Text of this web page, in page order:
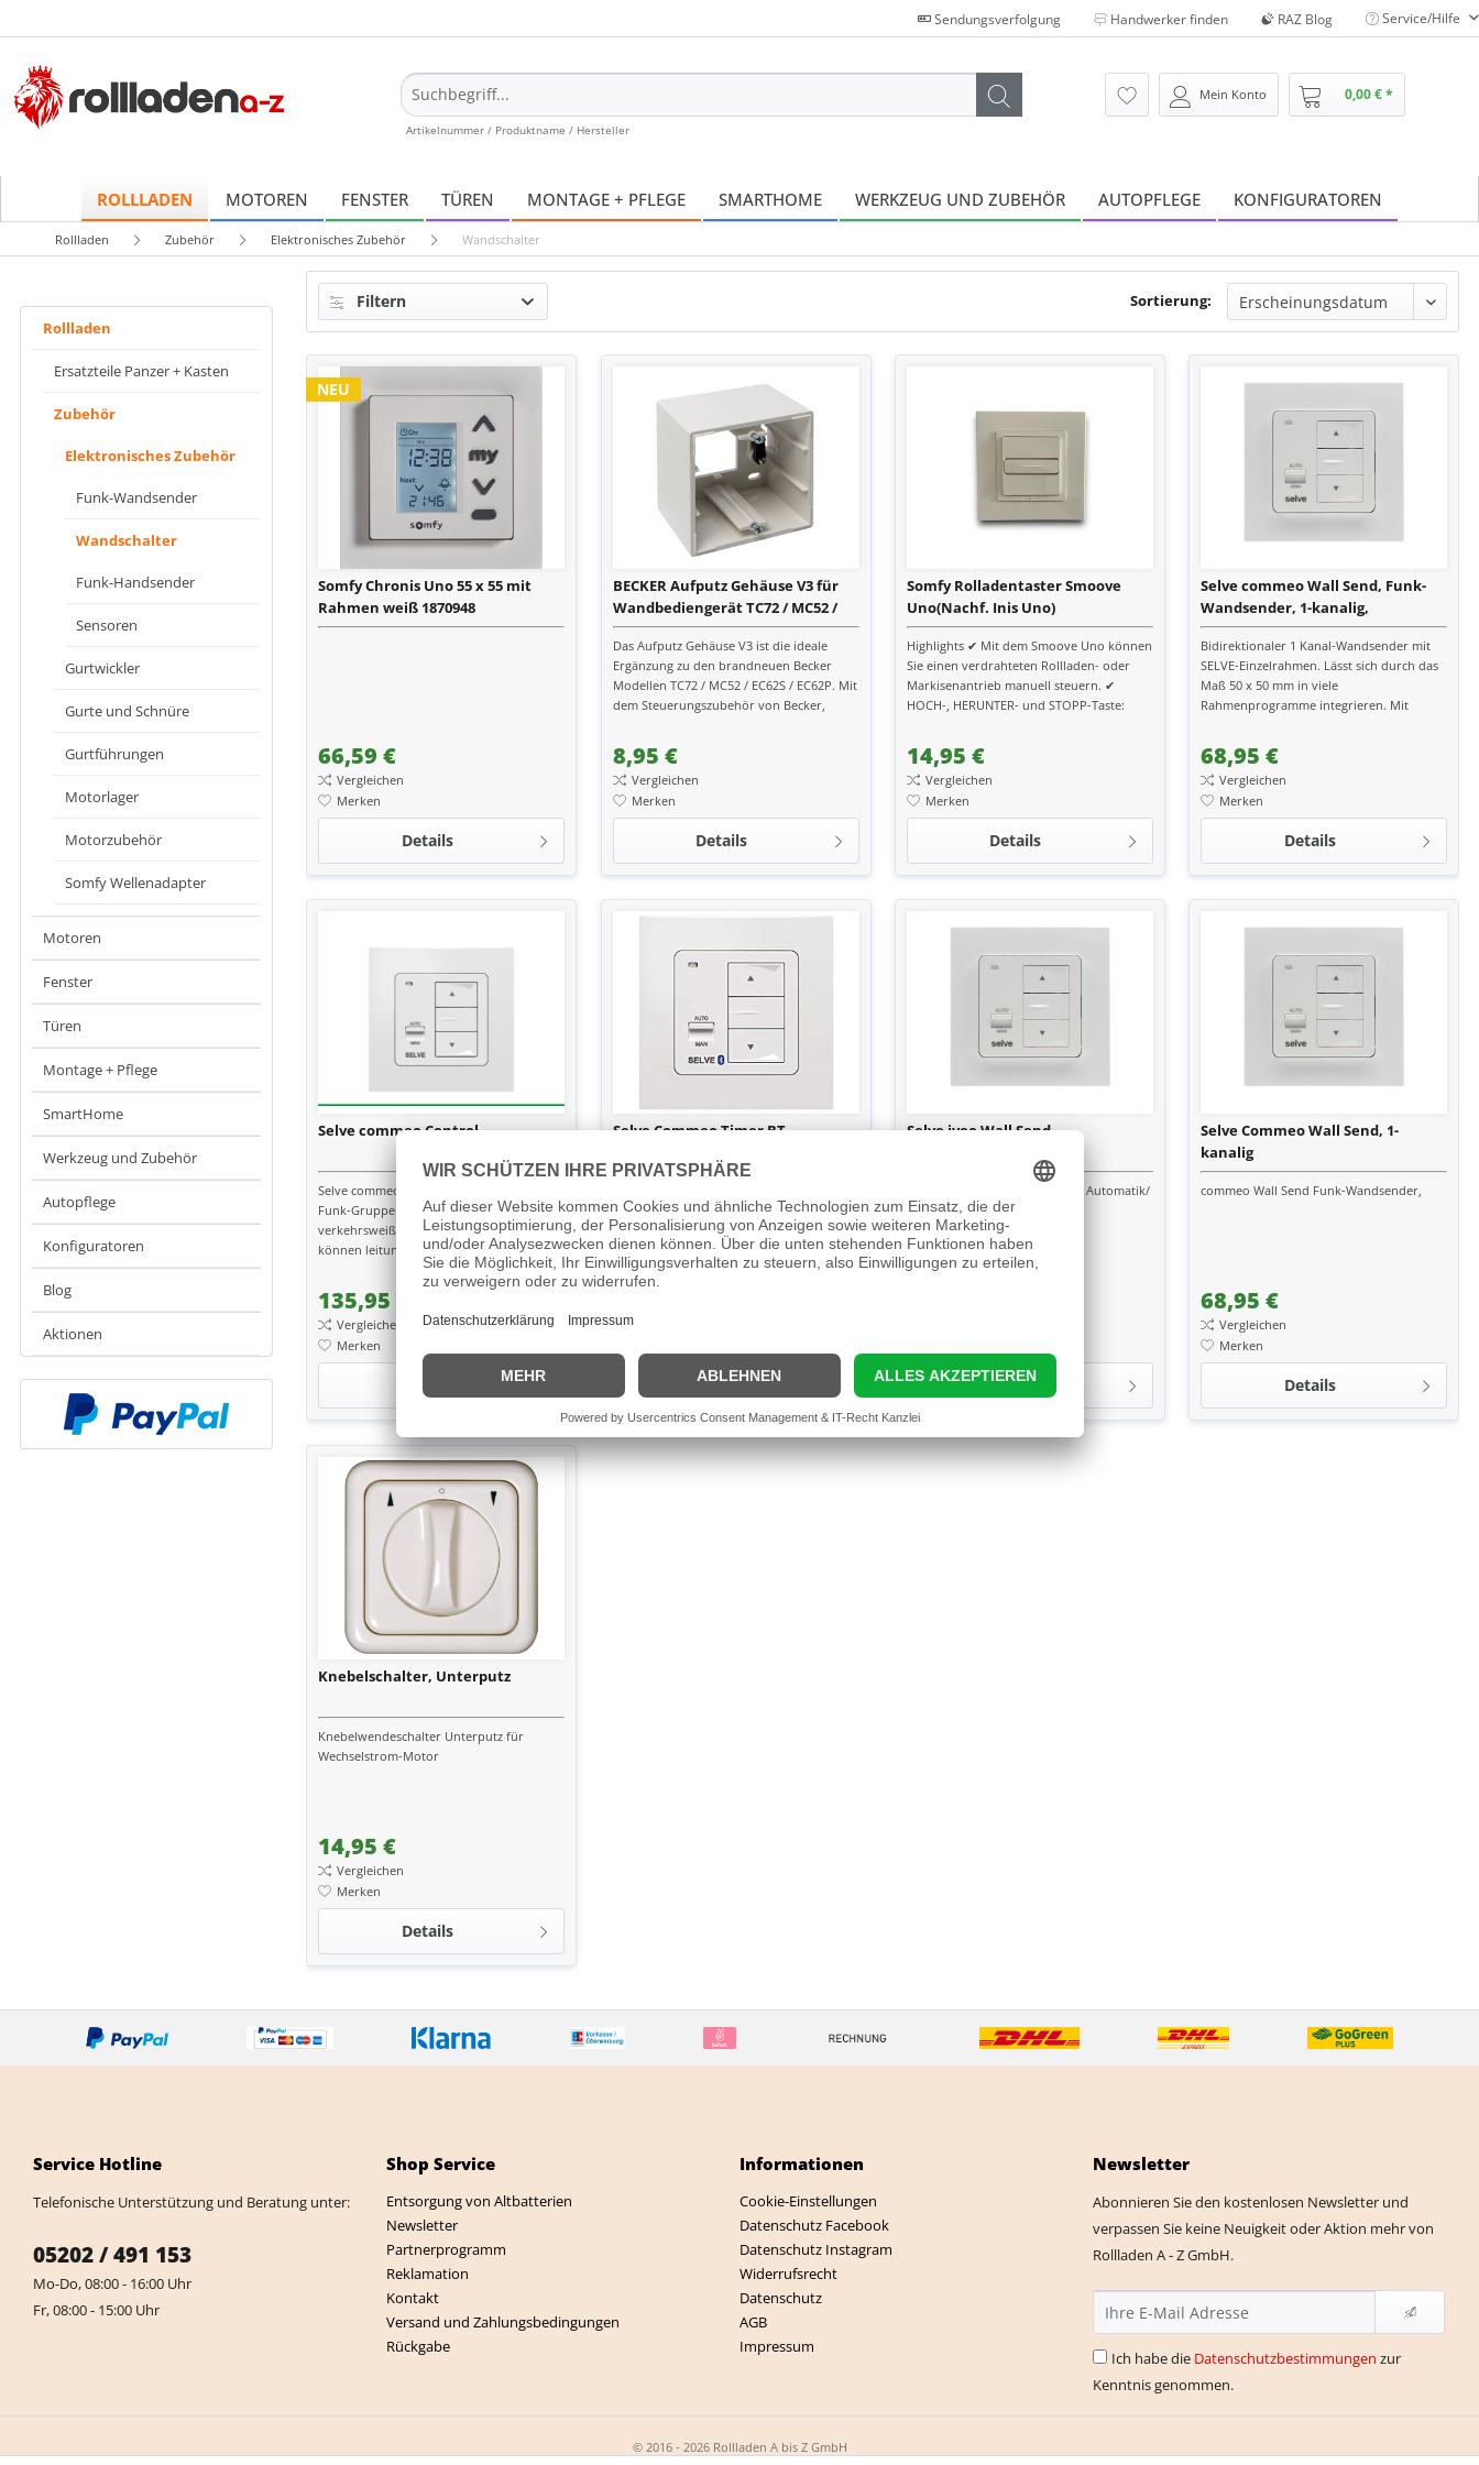
Sendungsverfolgung Handwerker finden RAZ Blog Service/Hilfe
Artikelnummer / Produktname / Hersteller
Mein Konto 0,00 € *
ROLLLADEN MOTOREN FENSTER TÜREN MONTAGE + PFLEGE SMARTHOME WERKZEUG UND ZUBEHÖR AUTOPFLEGE KONFIGURATOREN
Rollladen Zubehör Elektronisches Zubehör Wandschalter
Rollladen
Ersatzteile Panzer + Kasten
Zubehör
Elektronisches Zubehör
Funk-Wandsender
Wandschalter
Funk-Handsender
Sensoren
Gurtwickler
Gurte und Schnüre
Gurtführungen
Motorlager
Motorzubehör
Somfy Wellenadapter
Motoren
Fenster
Türen
Montage + Pflege
SmartHome
Werkzeug und Zubehör
Autopflege
Konfiguratoren
Blog
Aktionen
Filtern Sortierung:
NEU
Somfy Chronis Uno 55 x 55 mit
Rahmen weiß 1870948
66,59 €
Vergleichen
Merken
Details
BECKER Aufputz Gehäuse V3 für
Wandbediengerät TC72 / MC52 /
EC62 P / EC62 S
Das Aufputz Gehäuse V3 ist die ideale
Ergänzung zu den brandneuen Becker
Modellen TC72 / MC52 / EC62S / EC62P. Mit
dem Steuerungszubehör von Becker,
8,95 €
Vergleichen
Merken
Details
Somfy Rolladentaster Smoove
Uno(Nachf. Inis Uno)
Highlights ✔ Mit dem Smoove Uno können
Sie einen verdrahteten Rollladen- oder
Markisenantrieb manuell steuern. ✔
HOCH-, HERUNTER- und STOPP-Taste:
14,95 €
Vergleichen
Merken
Details
Selve commeo Wall Send, Funk-
Wandsender, 1-kanalig,
alpinweiß/rein
Bidirektionaler 1 Kanal-Wandsender mit
SELVE-Einzelrahmen. Lässt sich durch das
Maß 50 x 50 mm in viele
Rahmenprogramme integrieren. Mit
Abschalten...
68,95 €
Vergleichen
Merken
Details
Selve commeo Control
Selve commeo Control Kurzbeschreibung
Funk-Gruppen/Einzelsteuerung,
verkehrsweiß Mit dem commeo Control
können leitungsgebundene Antriebe
einfach mit commeo Funk nachgerüstet...
135,95 €
Vergleichen
Merken
Selve Commeo Timer BT
Zeitschaltuhr für
Gruppen-/Einzelsteuerung von bis zu 8
Funkempfängern, Einstellung über
Bluetooth-App, verkehrsweiß commeo
Funk-Zeitschaltuhr, die...
Vergleichen
Details
Selve iveo Wall Send
Funk-Wandsender, 1 Kanal mit Automatik/
Handbetrieb Umstellung
Details
Selve Commeo Wall Send, 1-
kanalig
commeo Wall Send Funk-Wandsender,
68,95 €
Vergleichen
Merken
Details
Knebelschalter, Unterputz
Knebelwendeschalter Unterputz für
Wechselstrom-Motor
14,95 €
Vergleichen
Merken
Details
Service Hotline
Telefonische Unterstützung und Beratung unter:
05202 / 491 153
Mo-Do, 08:00 - 16:00 Uhr
Fr, 08:00 - 15:00 Uhr
Shop Service
Entsorgung von Altbatterien
Newsletter
Partnerprogramm
Reklamation
Kontakt
Versand und Zahlungsbedingungen
Rückgabe
Informationen
Cookie-Einstellungen
Datenschutz Facebook
Datenschutz Instagram
Widerrufsrecht
Datenschutz
AGB
Impressum
Newsletter
Abonnieren Sie den kostenlosen Newsletter und
verpassen Sie keine Neuigkeit oder Aktion mehr von
Rollladen A - Z GmbH.
Ich habe die Datenschutzbestimmungen zur
Kenntnis genommen.
© 2016 - 2026 Rollladen A bis Z GmbH